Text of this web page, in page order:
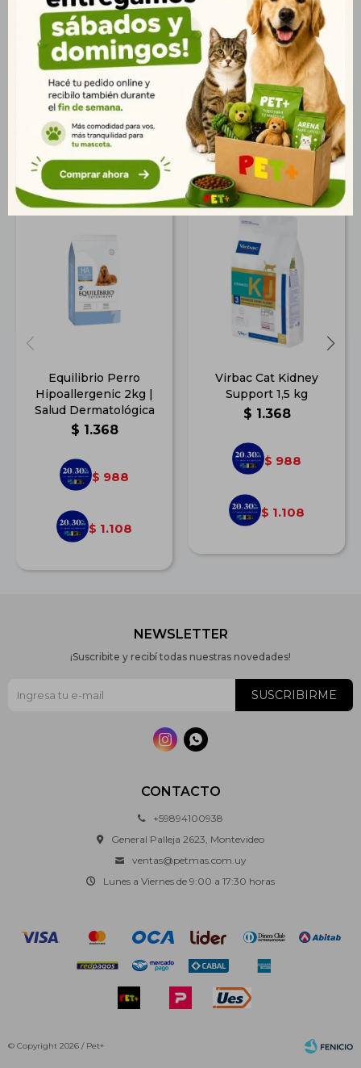
gatos adultos esterilizados que necesitan una nutrición
adaptada para conservar su vitalidad y condición física.
Presentación: Bolsa de 1,5 kg. Entrega rápida en Montevideo y
todo Uruguay.
Productos que te pueden interesar
Equilibrio Perro
Hipoallergenic 2kg |
Salud Dermatológica
$ 1.368
$ 988
$ 1.108
Virbac Cat Kidney
Support 1,5 kg
$ 1.368
$ 988
$ 1.108
CONTACTO
+59894100938
General Palleja 2623, Montevideo
ventas@petmas.com.uy
Lunes a Viernes de 9:00 a 17:30 horas
NEWSLETTER
¡Suscribite y recibí todas nuestras novedades!
SUSCRIBIRME
 
© Copyright 2026 / Pet+